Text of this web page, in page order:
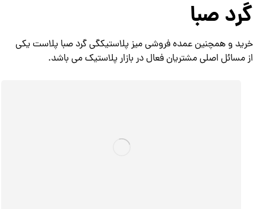
گرد صبا
خرید و همچنین عمده فروشی میز پلاستیکگی گرد صبا پلاست یکی
از مسائل اصلی مشتریان فعال در بازار پلاستیک می باشد.